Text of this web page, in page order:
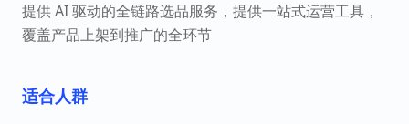
提供 AI 驱动的全链路选品服务，提供一站式运营工具，
覆盖产品上架到推广的全环节
适合人群